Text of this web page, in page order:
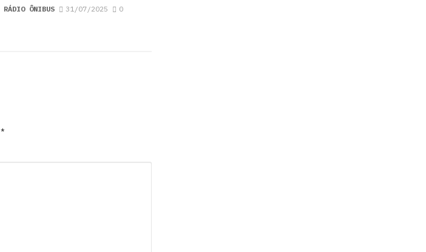
RÁDIO ÔNIBUS 31/07/2025 0
*